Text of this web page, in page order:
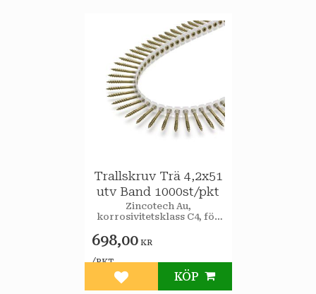
Trallskruv Trä 4,2x51
utv Band 1000st/pkt
Zincotech Au,
korrosivitetsklass C4, för
698,00KR
/PKT
Lägg till i favoriter
KÖP